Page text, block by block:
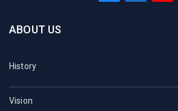
ABOUT US
History
Vision